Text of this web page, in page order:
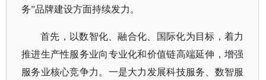
务”品牌建设方面持续发力。
首先，以数智化、融合化、国际化为目标，着力
推进生产性服务业向专业化和价值链高端延伸，增强
服务业核心竞争力。一是大力发展科技服务、数智服